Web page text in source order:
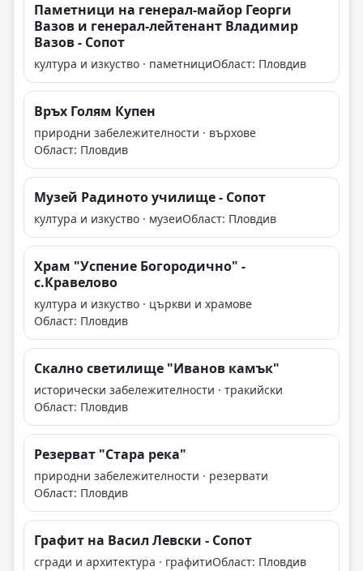
Паметници на генерал-майор Георги
Вазов и генерал-лейтенант Владимир
Вазов - Сопот
култура и изкуство · паметнициОбласт: Пловдив
Връх Голям Купен
природни забележителности · върхове
Област: Пловдив
Музей Радиното училище - Сопот
култура и изкуство · музеиОбласт: Пловдив
Храм "Успение Богородично" -
с.Кравелово
култура и изкуство · църкви и храмове
Област: Пловдив
Скално светилище "Иванов камък"
исторически забележителности · тракийски
Област: Пловдив
Резерват "Стара река"
природни забележителности · резервати
Област: Пловдив
Графит на Васил Левски - Сопот
сгради и архитектура · графитиОбласт: Пловдив